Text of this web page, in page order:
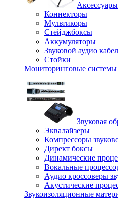
Коннекторы
Мультикоры
Стейджбоксы
Аккумуляторы
Звуковой аудио
Стойки
Мониторинговые системы
Звуковая
Эквалайзеры
Компрессоры
Директ боксы
Динамические
Вокальные
Аудио кроссоверы
Акустические
Звукоизоляционные